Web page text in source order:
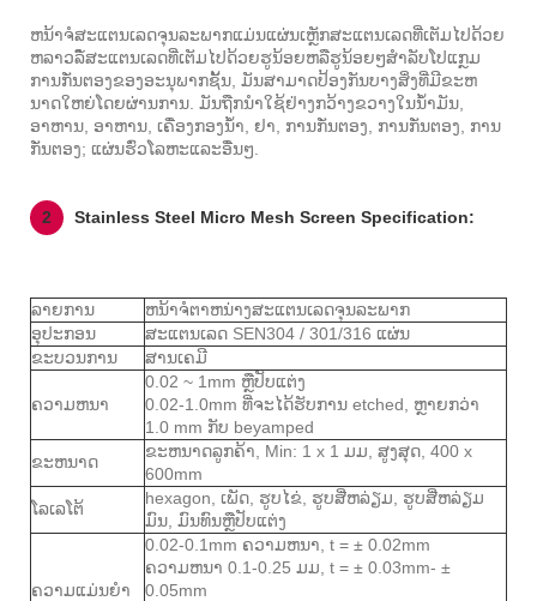
ຫນ້າຈໍສະແຕນເລດຈຸນລະພາກແມ່ນແຜ່ນເຫຼັກສະແຕນເລດທີ່ເຕັມໄປດ້ວຍ
ຫລາວລໍ່໌ສະແຕນເລດທີ່ເຕັມໄປດ້ວຍຮູນ້ອຍຫລືຮູນ້ອຍໆສໍາລັບໂປແກຼມ
ການກັ່ນຕອງຂອງອະນຸພາກຊັ້ນ, ມັນສາມາດປ້ອງກັນບາງສິ່ງທີ່ມີຂະຫ
ນາດໃຫຍ່ໂດຍຜ່ານການ. ມັນຖືກນໍາໃຊ້ຢ່າງກວ້າງຂວາງໃນນ້ໍາມັນ,
ອາຫານ, ອາຫານ, ເຄື່ອງກອງນ້ໍາ, ຢາ, ການກັ່ນຕອງ, ການກັ່ນຕອງ, ການ
ກັ່ນຕອງ; ແຜ່ນຮົ່ວໂລຫະແລະອື່ນໆ.
2 Stainless Steel Micro Mesh Screen Specification:
ລາຍການ
ຫນ້າຈໍຕາຫນ່າງສະແຕນເລດຈຸນລະພາກ
ອຸປະກອນ
ສະແຕນເລດ SEN304 / 301/316 ແຜ່ນ
ຂະບວນການ
ສານເຄມີ
ຄວາມຫນາ
0.02 ~ 1mm ຫຼືປັບແຕ່ງ
0.02-1.0mm ທີ່ຈະໄດ້ຮັບການ etched, ຫຼາຍກວ່າ
1.0 mm ກັບ beyamped
ຂະຫນາດ
ຂະຫນາດລູກຄ້າ, Min: 1 x 1 ມມ, ສູງສຸດ, 400 x
600mm
ໂລເລໂຕ້
hexagon, ເພັດ, ຮູບໄຂ່, ຮູບສີ່ຫລ່ຽມ, ຮູບສີ່ຫລ່ຽມ
ມົນ, ມົນທົນຫຼືປັບແຕ່ງ
ຄວາມແມ່ນຍໍາ
0.02-0.1mm ຄວາມຫນາ, t = ± 0.02mm
ຄວາມຫນາ 0.1-0.25 ມມ, t = ± 0.03mm- ±
0.05mm